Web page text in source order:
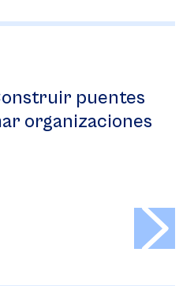
puentes
organizaciones